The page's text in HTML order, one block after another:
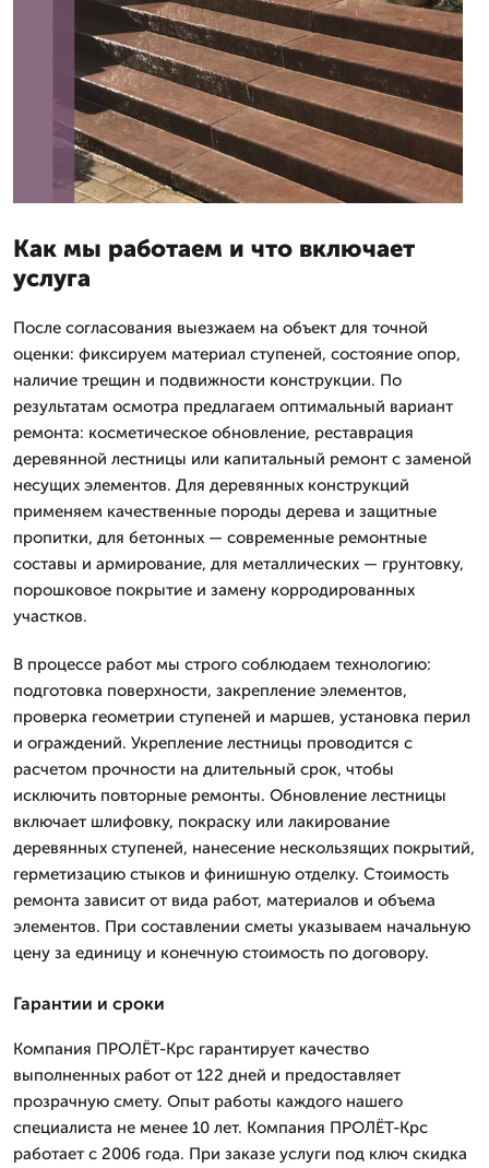
Как мы работаем и что включает
услуга
После согласования выезжаем на объект для точной
оценки: фиксируем материал ступеней, состояние опор,
наличие трещин и подвижности конструкции. По
результатам осмотра предлагаем оптимальный вариант
ремонта: косметическое обновление, реставрация
деревянной лестницы или капитальный ремонт с заменой
несущих элементов. Для деревянных конструкций
применяем качественные породы дерева и защитные
пропитки, для бетонных — современные ремонтные
составы и армирование, для металлических — грунтовку,
порошковое покрытие и замену корродированных
участков.
В процессе работ мы строго соблюдаем технологию:
подготовка поверхности, закрепление элементов,
проверка геометрии ступеней и маршев, установка перил
и ограждений. Укрепление лестницы проводится с
расчетом прочности на длительный срок, чтобы
исключить повторные ремонты. Обновление лестницы
включает шлифовку, покраску или лакирование
деревянных ступеней, нанесение нескользящих покрытий,
герметизацию стыков и финишную отделку. Стоимость
ремонта зависит от вида работ, материалов и объема
элементов. При составлении сметы указываем начальную
цену за единицу и конечную стоимость по договору.
Гарантии и сроки
Компания ПРОЛЁТ-Крс гарантирует качество
выполненных работ от 122 дней и предоставляет
прозрачную смету. Опыт работы каждого нашего
специалиста не менее 10 лет. Компания ПРОЛЁТ-Крс
работает с 2006 года. При заказе услуги под ключ скидка